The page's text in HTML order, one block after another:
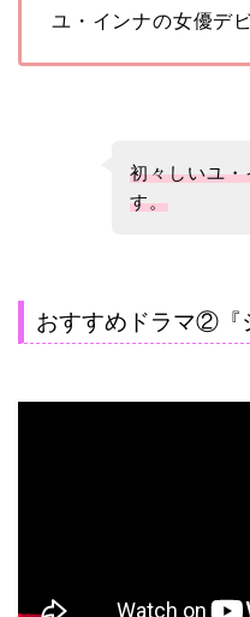
ユ・インナの女優デ
初々しいユ
す。
おすすめドラマ②『